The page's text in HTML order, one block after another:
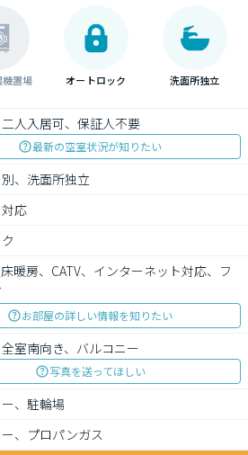
置場 オートロック 洗面所独立
人入居可、保証人不要
最新の空室状況が知りたい
、洗面所独立
応
暖房、CATV、インターネット対応、フ
お部屋の詳しい情報を知りたい
室南向き、バルコニー
写真を送ってほしい
、駐輪場
、プロパンガス